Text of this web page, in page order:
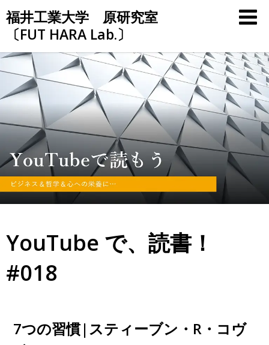
Skip
to
content
福井工業大学 原研究室
〔FUT HARA Lab.〕
YouTube で、読書！
#018
7つの習慣|スティーブン・R・コヴ